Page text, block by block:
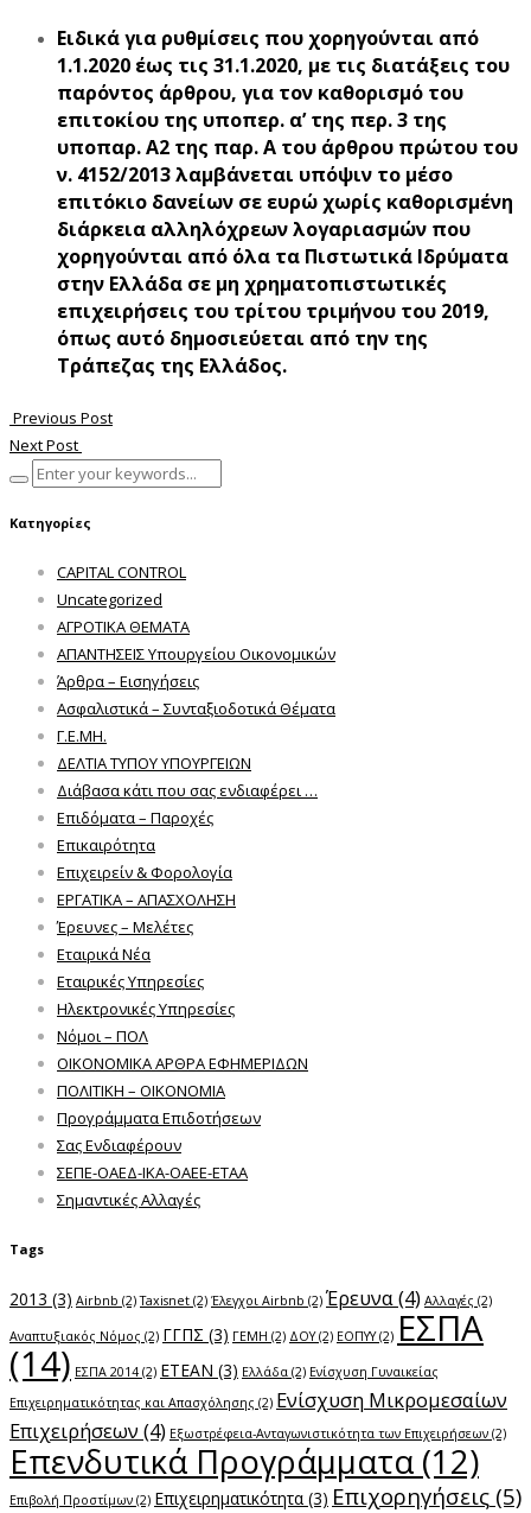
Ειδικά για ρυθμίσεις που χορηγούνται από
1.1.2020 έως τις 31.1.2020, με τις διατάξεις του
παρόντος άρθρου, για τον καθορισμό του
επιτοκίου της υποπερ. α’ της περ. 3 της
υποπαρ. Α2 της παρ. Α του άρθρου πρώτου του
ν. 4152/2013 λαμβάνεται υπόψιν το μέσο
επιτόκιο δανείων σε ευρώ χωρίς καθορισμένη
διάρκεια αλληλόχρεων λογαριασμών που
χορηγούνται από όλα τα Πιστωτικά Ιδρύματα
στην Ελλάδα σε μη χρηματοπιστωτικές
επιχειρήσεις του τρίτου τριμήνου του 2019,
όπως αυτό δημοσιεύεται από την της
Τράπεζας της Ελλάδος.
Previous Post
Next Post
Κατηγορίες
CAPITAL CONTROL
Uncategorized
ΑΓΡΟΤΙΚΑ ΘΕΜΑΤΑ
ΑΠΑΝΤΗΣΕΙΣ Υπουργείου Οικονομικών
Άρθρα – Εισηγήσεις
Ασφαλιστικά – Συνταξιοδοτικά Θέματα
Γ.Ε.ΜΗ.
ΔΕΛΤΙΑ ΤΥΠΟΥ ΥΠΟΥΡΓΕΙΩΝ
Διάβασα κάτι που σας ενδιαφέρει …
Επιδόματα – Παροχές
Επικαιρότητα
Επιχειρείν & Φορολογία
ΕΡΓΑΤΙΚΑ – ΑΠΑΣΧΟΛΗΣΗ
Έρευνες – Μελέτες
Εταιρικά Νέα
Εταιρικές Υπηρεσίες
Ηλεκτρονικές Υπηρεσίες
Νόμοι – ΠΟΛ
ΟΙΚΟΝΟΜΙΚΑ ΑΡΘΡΑ ΕΦΗΜΕΡΙΔΩΝ
ΠΟΛΙΤΙΚΗ – ΟΙΚΟΝΟΜΙΑ
Προγράμματα Επιδοτήσεων
Σας Ενδιαφέρουν
ΣΕΠΕ-ΟΑΕΔ-ΙΚΑ-ΟΑΕΕ-ΕΤΑΑ
Σημαντικές Αλλαγές
Tags
2013 (3) Airbnb (2) Taxisnet (2) Έλεγχοι Airbnb (2) Έρευνα(4) Αλλαγές (2)
Αναπτυξιακός Νόμος (2) ΓΓΠΣ (3) ΓΕΜΗ (2) ΔΟΥ(2) ΕΟΠΥΥ(2) ΕΣΠΑ
(14) ΕΣΠΑ 2014 (2) ΕΤΕΑΝ (3) Ελλάδα (2) Ενίσχυση Γυναικείας
Επιχειρηματικότητας και Απασχόλησης (2) Ενίσχυση Μικρομεσαίων
Επιχειρήσεων (4) Εξωστρέφεια-Ανταγωνιστικότητα των Επιχειρήσεων (2)
Επενδυτικά Προγράμματα (12)
Επιβολή Προστίμων (2) Επιχειρηματικότητα (3) Επιχορηγήσεις (5)